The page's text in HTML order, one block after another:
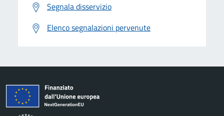
Segnala disservizio
Elenco segnalazioni pervenute